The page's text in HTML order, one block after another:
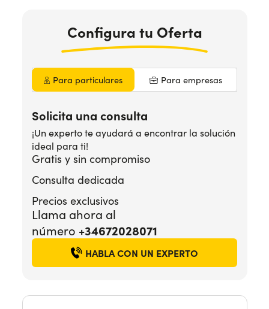
¿Necesitas ayuda? +34672028071
Configura tu Oferta
Para particulares Para empresas
Solicita una consulta
¡Un experto te ayudará a encontrar la solución
ideal para ti!
Gratis y sin compromiso
Consulta dedicada
Precios exclusivos
Llama ahora al
número +34672028071
HABLA CON UN EXPERTO